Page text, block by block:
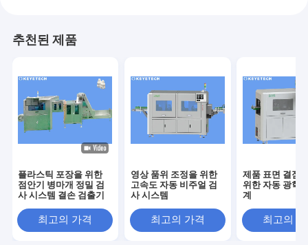
추천된 제품
플라스틱 포장을 위한
점안기 병마개 정밀 검
사 시스템 결손 검출기
최고의 가격
영상 품위 조정을 위한
고속도 자동 비주얼 검
사 시스템
최고의 가격
제품 표면 결점
위한 자동 광학
계
최고의